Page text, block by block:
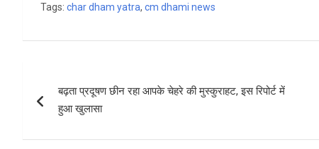
ce
b
o
k
tt
er
at
s
p
e
Tags: char dham yatra, cm dhami news
navigation
बढ़ता प्रदूषण छीन रहा आपके चेहरे की मुस्कुराहट, इस रिपोर्ट में
हुआ खुलासा